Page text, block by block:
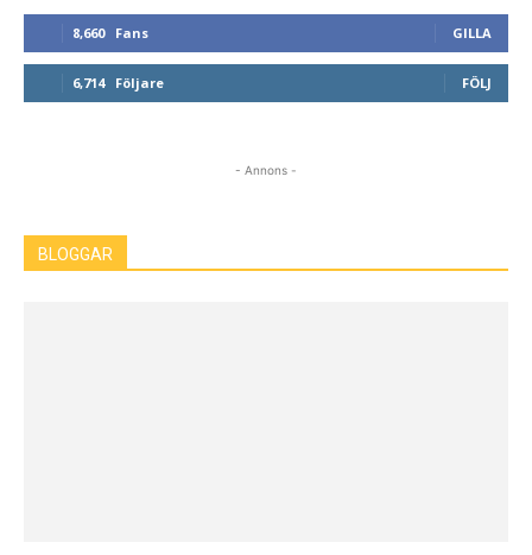
8,660 Fans GILLA
6,714 Följare FÖLJ
- Annons -
BLOGGAR